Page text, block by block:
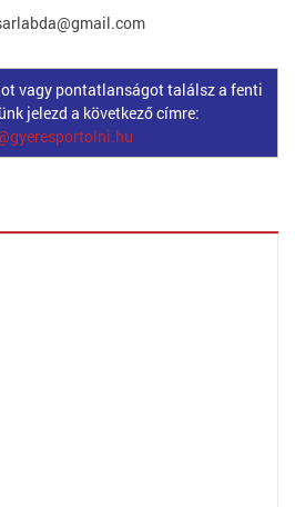
vagy pontatlanságot találsz a fenti
jelezd a következő címre: